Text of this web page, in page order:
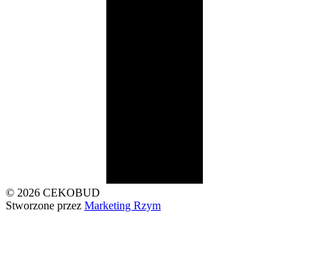
© 2026 CEKOBUD
Stworzone przez Marketing Rzym